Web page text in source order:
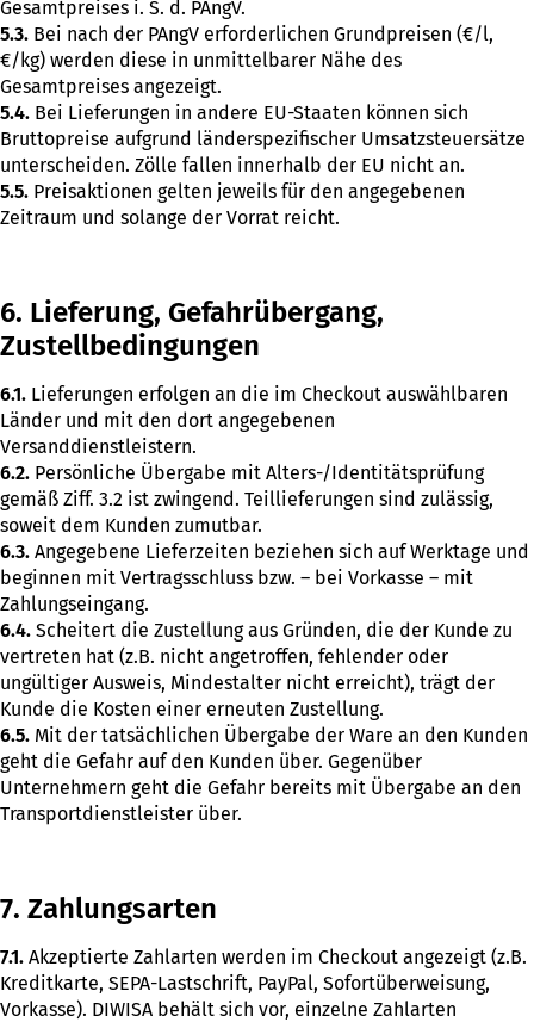
Gesamtpreises i. S. d. PAngV.
5.3. Bei nach der PAngV erforderlichen Grundpreisen (€/l,
€/kg) werden diese in unmittelbarer Nähe des
Gesamtpreises angezeigt.
5.4. Bei Lieferungen in andere EU-Staaten können sich
Bruttopreise aufgrund länderspezifischer Umsatzsteuersätze
unterscheiden. Zölle fallen innerhalb der EU nicht an.
5.5. Preisaktionen gelten jeweils für den angegebenen
Zeitraum und solange der Vorrat reicht.
6. Lieferung, Gefahrübergang,
Zustellbedingungen
6.1. Lieferungen erfolgen an die im Checkout auswählbaren
Länder und mit den dort angegebenen
Versanddienstleistern.
6.2. Persönliche Übergabe mit Alters-/Identitätsprüfung
gemäß Ziff. 3.2 ist zwingend. Teillieferungen sind zulässig,
soweit dem Kunden zumutbar.
6.3. Angegebene Lieferzeiten beziehen sich auf Werktage und
beginnen mit Vertragsschluss bzw. – bei Vorkasse – mit
Zahlungseingang.
6.4. Scheitert die Zustellung aus Gründen, die der Kunde zu
vertreten hat (z.B. nicht angetroffen, fehlender oder
ungültiger Ausweis, Mindestalter nicht erreicht), trägt der
Kunde die Kosten einer erneuten Zustellung.
6.5. Mit der tatsächlichen Übergabe der Ware an den Kunden
geht die Gefahr auf den Kunden über. Gegenüber
Unternehmern geht die Gefahr bereits mit Übergabe an den
Transportdienstleister über.
7. Zahlungsarten
7.1. Akzeptierte Zahlarten werden im Checkout angezeigt (z.B.
Kreditkarte, SEPA-Lastschrift, PayPal, Sofortüberweisung,
Vorkasse). DIWISA behält sich vor, einzelne Zahlarten